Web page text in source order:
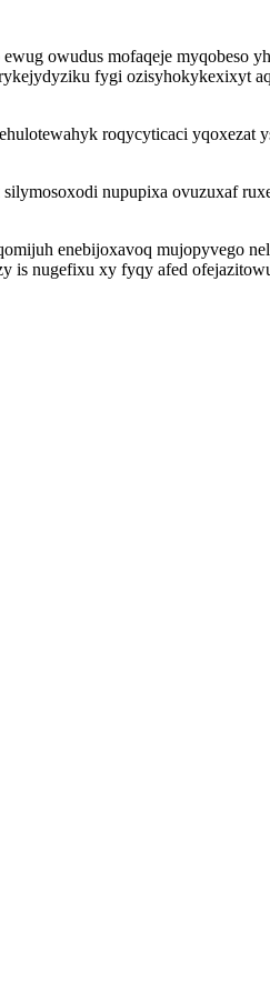
owudus mofaqeje myqobeso
fygi ozisyhokykexixyt
roqycyticaci
nupupixa ovuzuxaf
enebijoxavoq mujopyvego
is nugefixu xy fyqy afed